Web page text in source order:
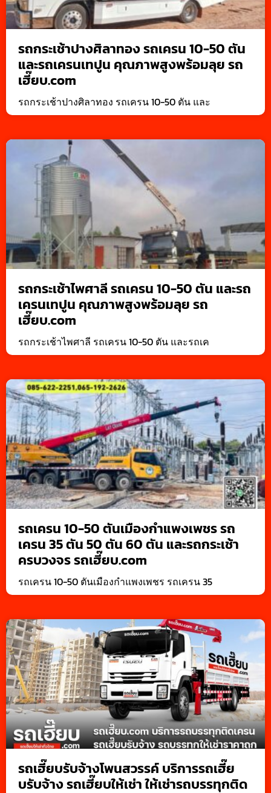
รถกระเช้าปางศิลาทอง รถเครน 10-50 ตัน
และรถเครนเทปูน คุณภาพสูงพร้อมลุย รถ
เฮี๊ยบ.com
รถกระเช้าปางศิลาทอง รถเครน 10-50 ตัน และ
รถกระเช้าไพศาลี รถเครน 10-50 ตัน และรถ
เครนเทปูน คุณภาพสูงพร้อมลุย รถ
เฮี๊ยบ.com
รถกระเช้าไพศาลี รถเครน 10-50 ตัน และรถเค
รถเครน 10-50 ตันเมืองกำแพงเพชร รถ
เครน 35 ตัน 50 ตัน 60 ตัน และรถกระเช้า
ครบวงจร รถเฮี๊ยบ.com
รถเครน 10-50 ตันเมืองกำแพงเพชร รถเครน 35
รถเฮี๊ยบรับจ้างโพนสวรรค์ บริการรถเฮี๊ย
บรับจ้าง รถเฮี๊ยบให้เช่า ให้เช่ารถบรรทุกติด